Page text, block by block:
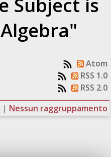
Atom
RSS 1.0
RSS 2.0
| Nessun raggruppamento